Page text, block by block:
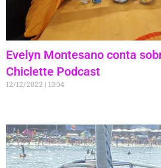
Evelyn Montesano conta
Chiclette Podcast
12/12/2022 13:04